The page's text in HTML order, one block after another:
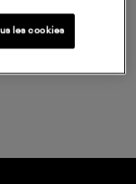
les cookies